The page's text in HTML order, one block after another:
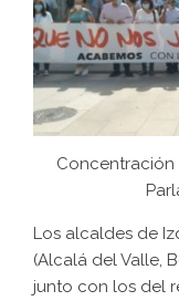
Concentración
Los alcaldes de
(Alcalá del Valle,
junto con los del